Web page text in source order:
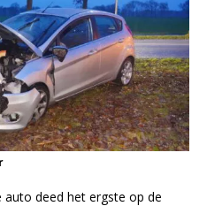
auto deed het ergste op de